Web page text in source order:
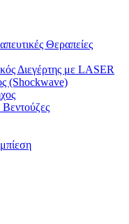
Θεραπείες
Διεγέρτης με LASER
(Shockwave)